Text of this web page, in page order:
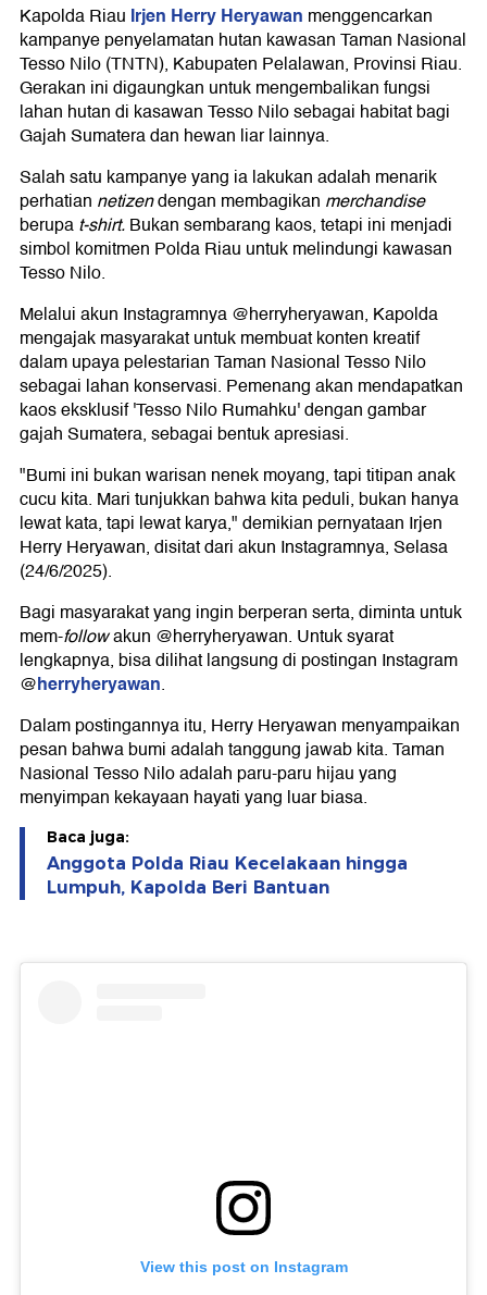
Kapolda Riau Irjen Herry Heryawan menggencarkan
kampanye penyelamatan hutan kawasan Taman Nasional
Tesso Nilo (TNTN), Kabupaten Pelalawan, Provinsi Riau.
Gerakan ini digaungkan untuk mengembalikan fungsi
lahan hutan di kasawan Tesso Nilo sebagai habitat bagi
Gajah Sumatera dan hewan liar lainnya.
Salah satu kampanye yang ia lakukan adalah menarik
perhatian netizendengan membagikan merchandise
berupat-shirt.Bukan sembarang kaos, tetapi ini menjadi
simbol komitmen Polda Riau untuk melindungi kawasan
Tesso Nilo.
Melalui akun Instagramnya @herryheryawan, Kapolda
mengajak masyarakat untuk membuat konten kreatif
dalam upaya pelestarian Taman Nasional Tesso Nilo
sebagai lahan konservasi. Pemenang akan mendapatkan
kaos eksklusif 'Tesso Nilo Rumahku' dengan gambar
gajah Sumatera, sebagai bentuk apresiasi.
"Bumi ini bukan warisan nenek moyang, tapi titipan anak
cucu kita. Mari tunjukkan bahwa kita peduli, bukan hanya
lewat kata, tapi lewat karya," demikian pernyataan Irjen
Herry Heryawan, disitat dari akun Instagramnya, Selasa
(24/6/2025).
Bagi masyarakat yang ingin berperan serta, diminta untuk
mem-followakun @herryheryawan. Untuk syarat
lengkapnya, bisa dilihat langsung di postingan Instagram
@herryheryawan.
Dalam postingannya itu, Herry Heryawan menyampaikan
pesan bahwa bumi adalah tanggung jawab kita. Taman
Nasional Tesso Nilo adalah paru-paru hijau yang
menyimpan kekayaan hayati yang luar biasa.
Baca juga:
Anggota Polda Riau Kecelakaan hingga
Lumpuh, Kapolda Beri Bantuan
View this post on Instagram